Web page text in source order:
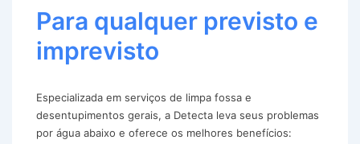
Para qualquer previsto e
imprevisto
Especializada em serviços de limpa fossa e
desentupimentos gerais, a Detecta leva seus problemas
por água abaixo e oferece os melhores benefícios: